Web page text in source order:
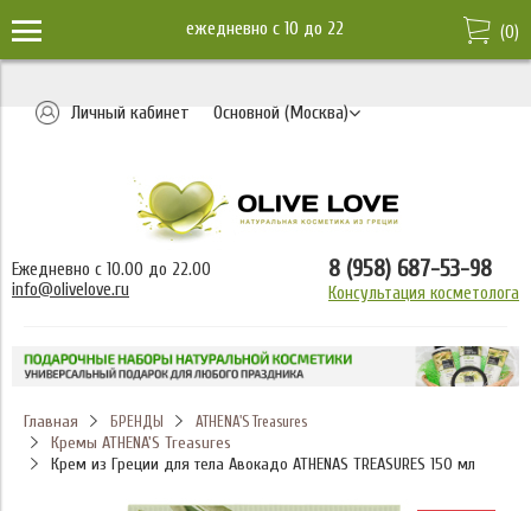
ежедневно c 10 до 22 (0)
Личный кабинет Основной (Москва)
Ежедневно с 10.00 до 22.00
info@olivelove.ru
8 (958) 687-53-98
Консультация косметолога
Главная БРЕНДЫ ATHENA'S Treasures
Кремы ATHENA'S Treasures
Крем из Греции для тела Авокадо ATHENAS TREASURES 150 мл